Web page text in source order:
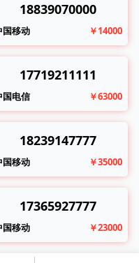
18839070000
国移动 ￥14000
17719211111
国电信 ￥63000
18239147777
国移动 ￥35000
17365927777
国移动 ￥23000